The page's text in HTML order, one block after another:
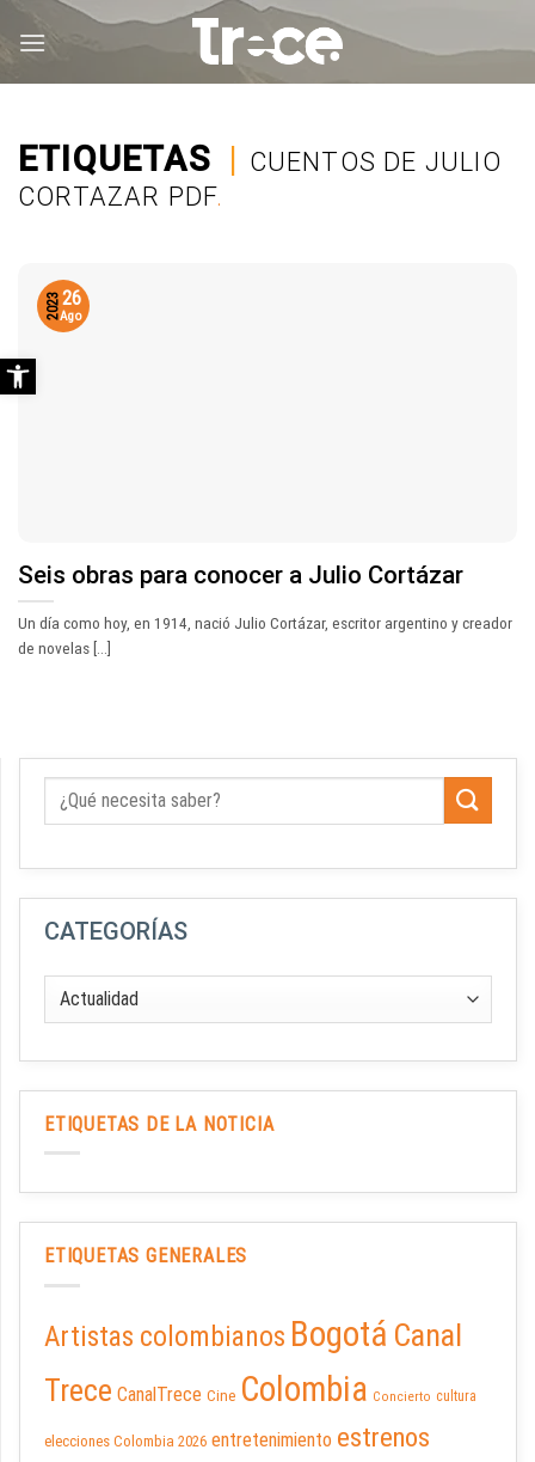
ETIQUETAS | CUENTOS DE JULIO
CORTAZAR PDF.
Seis obras para conocer a Julio Cortázar
Un día como hoy, en 1914, nació Julio Cortázar, escritor argentino y creador
de novelas [...]
26
Ago
2023
CATEGORÍAS
ETIQUETAS DE LA NOTICIA
ETIQUETAS GENERALES
Artistas colombianos Bogotá Canal
Trece CanalTrece Cine Colombia Concierto cultura
elecciones Colombia 2026 entretenimiento estrenos
Abrir barra de herramientas